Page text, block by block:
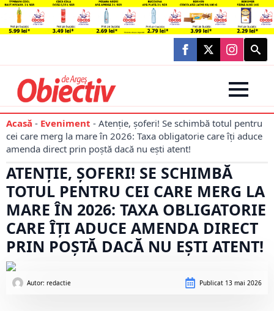
Search
for:
Acasă - Eveniment - Atenție, șoferi! Se schimbă totul pentru
cei care merg la mare în 2026: Taxa obligatorie care îți aduce
amenda direct prin poștă dacă nu ești atent!
ATENȚIE, ȘOFERI! SE SCHIMBĂ
TOTUL PENTRU CEI CARE MERG LA
MARE ÎN 2026: TAXA OBLIGATORIE
CARE ÎȚI ADUCE AMENDA DIRECT
PRIN POȘTĂ DACĂ NU EȘTI ATENT!
Autor: redactie Publicat 13 mai 2026